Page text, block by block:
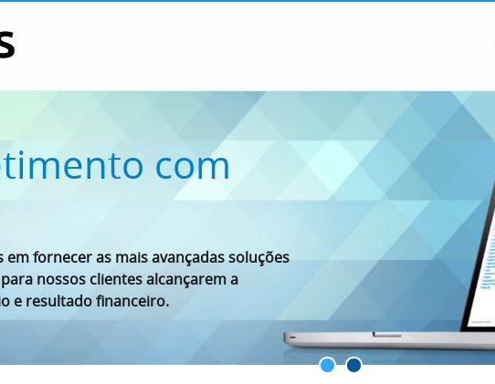
com
fornecer as mais avançadas soluções
nossos clientes alcançarem a
e resultado financeiro.